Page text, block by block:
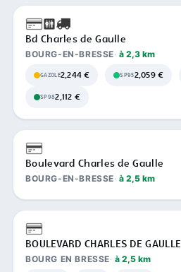
Bd Charles de Gaulle
BOURG-EN-BRESSE à 2,3 km
GAZOLE2,244 € SP952,059 €
SP982,112 €
Boulevard Charles de Gaulle
BOURG-EN-BRESSE à 2,5 km
BOULEVARD CHARLES DE GAULLE
BOURG EN BRESSE à 2,5 km